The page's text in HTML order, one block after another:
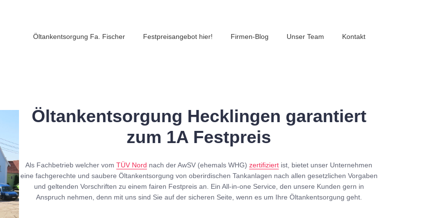
Öltankentsorgung Fa. Fischer Festpreisangebot hier! Firmen-Blog Unser Team Kontakt
Öltankentsorgung Hecklingen garantiert
zum 1A Festpreis
Als Fachbetrieb welcher vomTÜV Nord nach der AwSV (ehemals WHG)zertifiziert ist, bietet unser Unternehmen
eine fachgerechte und saubere Öltankentsorgung von oberirdischen Tankanlagen nach allen gesetzlichen Vorgaben
und geltenden Vorschriften zu einem fairen Festpreis an. Ein All-in-one Service, den unsere Kunden gern in
Anspruch nehmen, denn mit uns sind Sie auf der sicheren Seite, wenn es um Ihre Öltankentsorgung geht.